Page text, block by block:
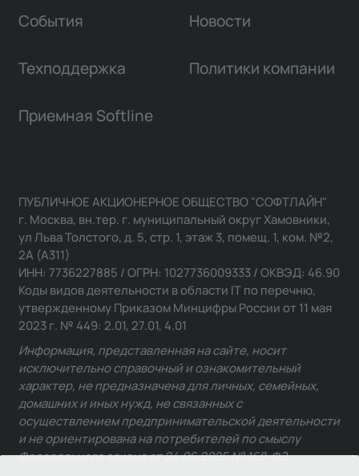
События Новости
Техподдержка Политики компании
Приемная Softline
ПУБЛИЧНОЕ АКЦИОНЕРНОЕ ОБЩЕСТВО "СОФТЛАЙН"
г. Москва, вн.тер. г. муниципальный округ Хамовники,
ул Льва Толстого, д. 5, стр. 1, этаж 3, помещ. 1, ком. №2,
2А (А311)
ИНН: 7736227885 / ОГРН: 1027736009333 / ОКВЭД: 46.90
Коды видов деятельности в области IT по перечню,
утвержденному Приказом Минцифры России от 11 мая
2023 г. № 449: 2.01, 27.01, 4.01
Информация, представленная на сайте, носит
исключительно справочный и ознакомительный
характер, не предназначена для личных, семейных,
домашних и иных нужд, не связанных с
осуществлением предпринимательской деятельности
и не ориентирована на потребителей по смыслу
Федерального закона от 24.06.2025 № 168-ФЗ.